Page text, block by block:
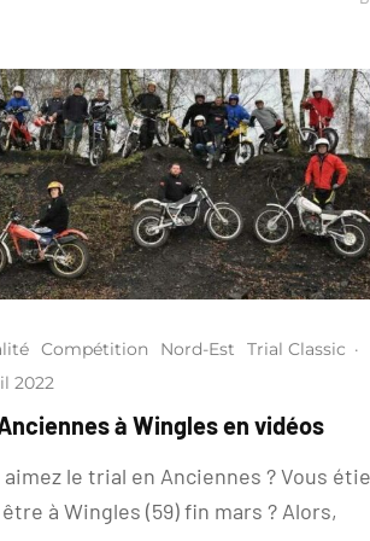
Compétition Nord-Est Trial Classic ·
2022
à Wingles en vidéos
aimez le trial en Anciennes ? Vous
à Wingles (59) fin mars ? Alors,